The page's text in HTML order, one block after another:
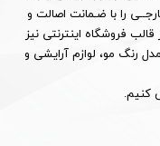
را با ضـمانت اصالت و
فروشگاه اینترنتی نیز
رنگ مو، لوازم آرایشی و
کنیم.